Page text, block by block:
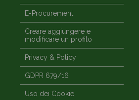
E-Procurement
Creare aggiungere e
modificare un profilo
Privacy & Policy
GDPR 679/16
Uso dei Cookie